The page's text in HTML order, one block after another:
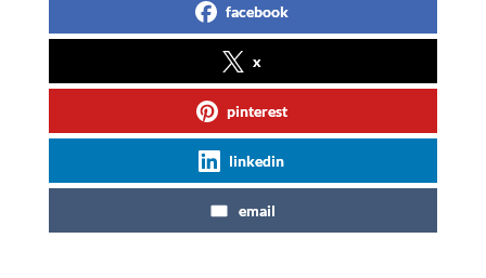
facebook
x
pinterest
linkedin
email